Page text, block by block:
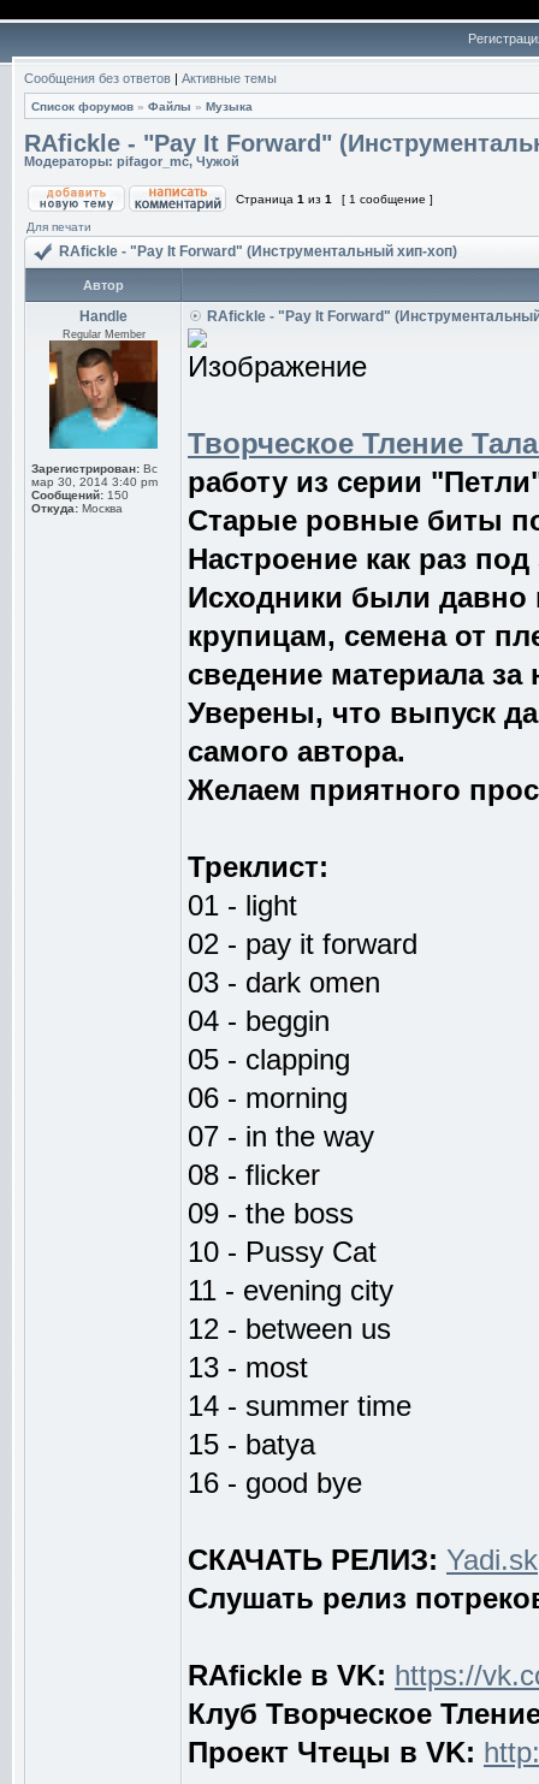
Сообщения без ответов | Активные темы
Список форумов » Файлы » Музыка
RAfickle - "Pay It Forward"
Модераторы: pifagor_mc, Чужой
Страница 1 из 1 [ 1 сообщение ]
Для печати
RAfickle - "Pay It Forward" (Инструментальный хип-хоп)
Автор
Handle
Regular Member
Зарегистрирован: Вс
мар 30, 2014 3:40 pm
Сообщений: 150
Откуда: Москва
RAfickle - "Pay It Forward"
Творческое Тление
работу из серии
Старые ровные биты
Настроение как раз
Исходники были давно
крупицам, семена от
сведение материала за
Уверены, что выпуск
самого автора.
Желаем приятного
Треклист:
01 - light
02 - pay it forward
03 - dark omen
04 - beggin
05 - clapping
06 - morning
07 - in the way
08 - flicker
09 - the boss
10 - Pussy Cat
11 - evening city
12 - between us
13 - most
14 - summer time
15 - batya
16 - good bye
СКАЧАТЬ РЕЛИЗ: Yadi.sk
Слушать релиз
RAfickle в VK: https://
Клуб Творческое
Проект Чтецы в VK: